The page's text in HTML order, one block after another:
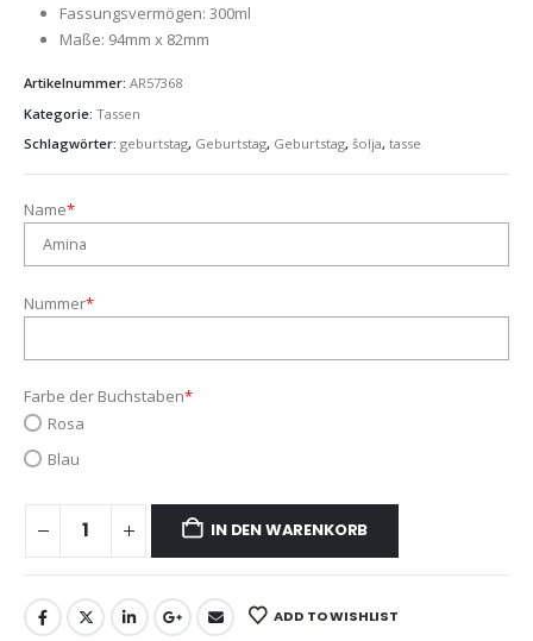
Fassungsvermögen: 300ml
Maße: 94mm x 82mm
Artikelnummer: AR57368
Kategorie: Tassen
Schlagwörter: geburtstag, Geburtstag, Geburtstag, šolja, tasse
Name*
Nummer*
Farbe der Buchstaben*
Rosa
Blau
IN DEN WARENKORB
ADD TO WISHLIST